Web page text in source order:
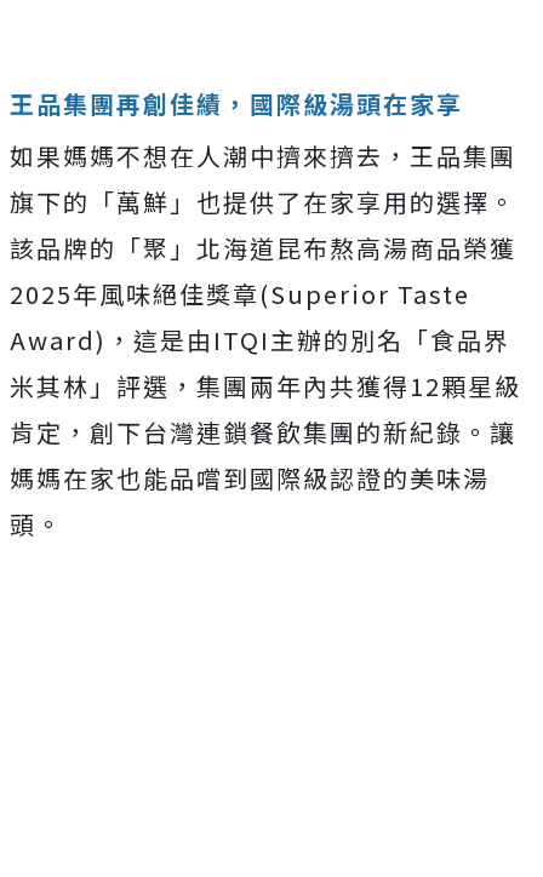
王品集團再創佳績，國際級湯頭在家享
如果媽媽不想在人潮中擠來擠去，王品集團
旗下的「萬鮮」也提供了在家享用的選擇。
該品牌的「聚」北海道昆布熬高湯商品榮獲
2025年風味絕佳獎章(Superior Taste
Award)，這是由ITQI主辦的別名「食品界
米其林」評選，集團兩年內共獲得12顆星級
肯定，創下台灣連鎖餐飲集團的新紀錄。讓
媽媽在家也能品嚐到國際級認證的美味湯
頭。